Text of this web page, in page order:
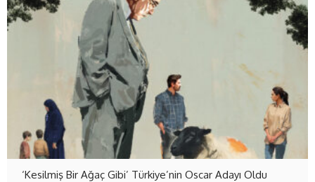
‘Kesilmiş Bir Ağaç Gibi’ Türkiye’nin Oscar Adayı Oldu